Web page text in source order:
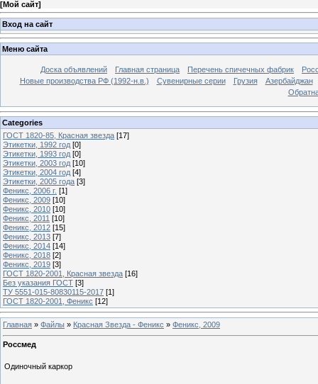
[Мой сайт]
Вход на сайт
Меню сайта
Доска объявлений Главная страница Перечень спичечных фабрик
Новые производства РФ (1992-н.в.)
Сувенирные серии Грузия
Азербайджан
Categories
ГОСТ 1820-85, Красная звезда [17]
Этикетки, 1992 год [0]
Этикетки, 1993 год [0]
Этикетки, 2003 год [10]
Этикетки, 2004 год [4]
Этикетки, 2005 года [3]
Феникс, 2006 г. [1]
Феникс, 2009 [10]
Феникс, 2010 [10]
Феникс, 2011 [10]
Феникс, 2012 [15]
Феникс, 2013 [7]
Феникс, 2014 [14]
Феникс, 2018 [2]
Феникс, 2019 [3]
ГОСТ 1820-2001, Красная звезда [16]
Без указания ГОСТ [3]
ТУ 5551-015-80830115-2017 [1]
ГОСТ 1820-2001, Феникс [12]
Главная » Файлы » Красная Звезда - Феникс » Феникс, 2009
Россмед
Одиночный каркор